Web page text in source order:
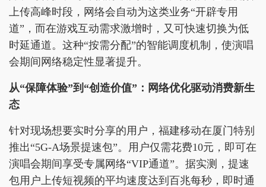
上传高峰时段，网络会自动为这类业务“开辟专用
道”，而在游戏互动需求激增时，又可快速切换为低
时延通道。这种“按需分配”的智能调度机制，使演唱
会期间网络稳定性显著提升。
从“保障体验”到“创造价值”：网络优化驱动消费新生
态
针对现场想要实时分享的用户，福建移动在厦门特别
推出“5G-A场景提速包”。用户仅需花费10元，即可在
演唱会期间享受专属网络“VIP通道”。据实测，提速
包用户上传短视频的平均速度达到百兆每秒，即时通